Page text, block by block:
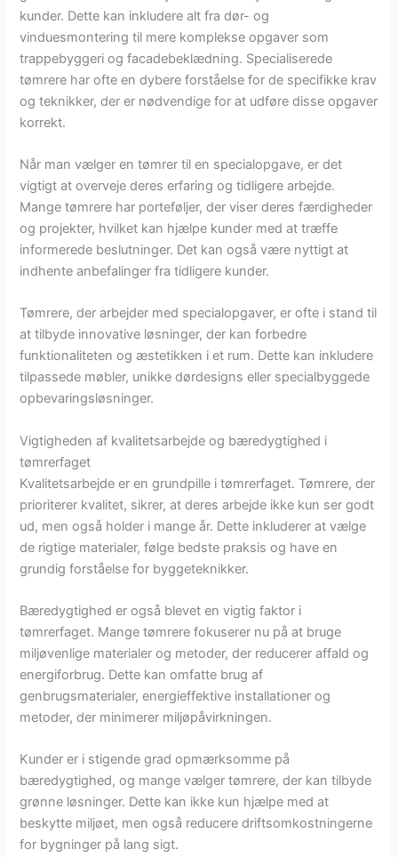
kunder. Dette kan inkludere alt fra dør- og
vinduesmontering til mere komplekse opgaver som
trappebyggeri og facadebeklædning. Specialiserede
tømrere har ofte en dybere forståelse for de specifikke krav
og teknikker, der er nødvendige for at udføre disse opgaver
korrekt.
Når man vælger en tømrer til en specialopgave, er det
vigtigt at overveje deres erfaring og tidligere arbejde.
Mange tømrere har porteføljer, der viser deres færdigheder
og projekter, hvilket kan hjælpe kunder med at træffe
informerede beslutninger. Det kan også være nyttigt at
indhente anbefalinger fra tidligere kunder.
Tømrere, der arbejder med specialopgaver, er ofte i stand til
at tilbyde innovative løsninger, der kan forbedre
funktionaliteten og æstetikken i et rum. Dette kan inkludere
tilpassede møbler, unikke dørdesigns eller specialbyggede
opbevaringsløsninger.
Vigtigheden af kvalitetsarbejde og bæredygtighed i
tømrerfaget
Kvalitetsarbejde er en grundpille i tømrerfaget. Tømrere, der
prioriterer kvalitet, sikrer, at deres arbejde ikke kun ser godt
ud, men også holder i mange år. Dette inkluderer at vælge
de rigtige materialer, følge bedste praksis og have en
grundig forståelse for byggeteknikker.
Bæredygtighed er også blevet en vigtig faktor i
tømrerfaget. Mange tømrere fokuserer nu på at bruge
miljøvenlige materialer og metoder, der reducerer affald og
energiforbrug. Dette kan omfatte brug af
genbrugsmaterialer, energieffektive installationer og
metoder, der minimerer miljøpåvirkningen.
Kunder er i stigende grad opmærksomme på
bæredygtighed, og mange vælger tømrere, der kan tilbyde
grønne løsninger. Dette kan ikke kun hjælpe med at
beskytte miljøet, men også reducere driftsomkostningerne
for bygninger på lang sigt.